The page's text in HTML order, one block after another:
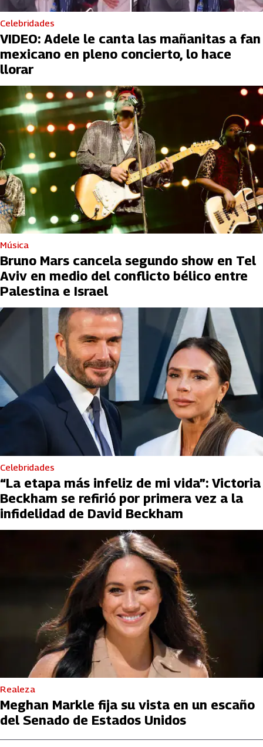
Celebridades
VIDEO: Adele le canta las mañanitas a fan
mexicano en pleno concierto, lo hace
llorar
Música
Bruno Mars cancela segundo show en Tel
Aviv en medio del conflicto bélico entre
Palestina e Israel
Celebridades
“La etapa más infeliz de mi vida”: Victoria
Beckham se refirió por primera vez a la
infidelidad de David Beckham
Realeza
Meghan Markle fija su vista en un escaño
del Senado de Estados Unidos